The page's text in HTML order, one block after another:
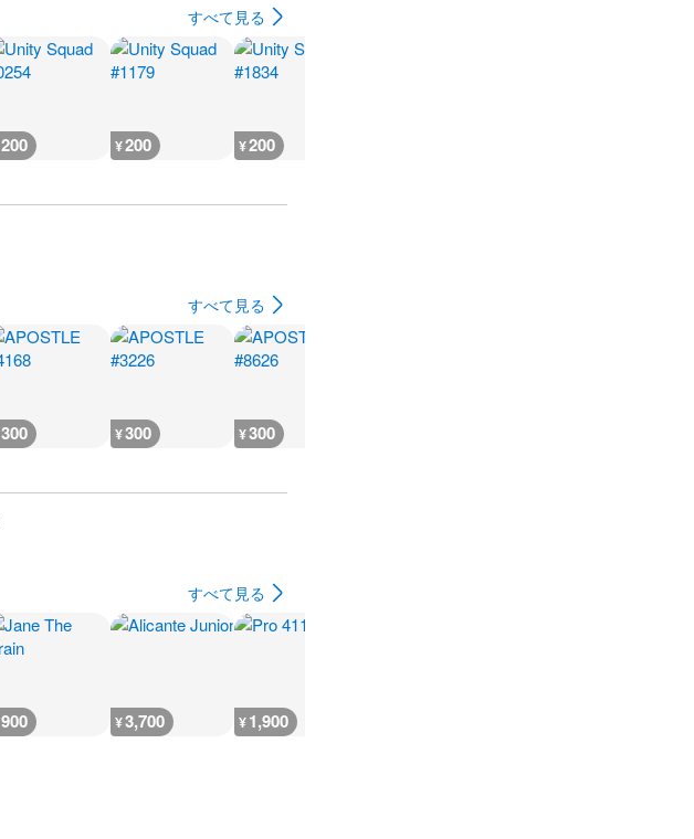
すべて見る
200 ¥200 ¥200
すべて見る
300 ¥300 ¥300
すべて見る
900 ¥3,700 ¥1,900